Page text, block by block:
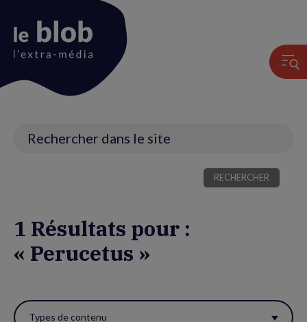
1 Résultats pour :
« Perucetus »
ces Types de contenu